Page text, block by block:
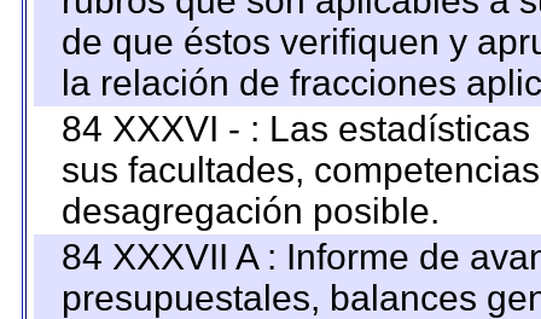
de que éstos verifiquen y
la relación de fracciones
84 XXXVI - : Las
sus facultades,
desagregación posible.
84 XXXVII A : Informe de
presupuestales, balances